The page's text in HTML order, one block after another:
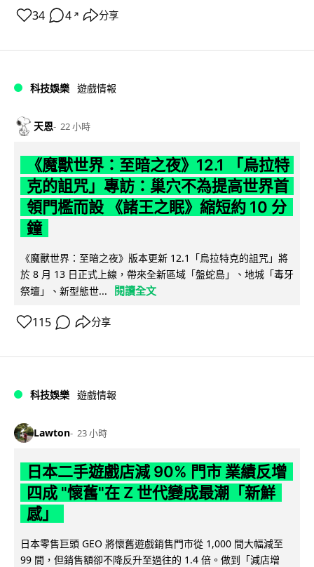
34 4 ↗ 分享
科技娛樂 遊戲情報
天恩 22 小時
《魔獸世界：至暗之夜》12.1 「烏拉特
克的詛咒」專訪：巢穴不為提高世界首
領門檻而設 《諸王之眠》縮短約 10 分
鐘
《魔獸世界：至暗之夜》版本更新 12.1「烏拉特克的詛咒」將
於 8 月 13 日正式上線，帶來全新區域「盤蛇島」、地城「毒牙
祭壇」、新型態世...
閱讀全文
115 分享
科技娛樂 遊戲情報
Lawton 23 小時
日本二手遊戲店減 90% 門市 業績反增
四成 "懷舊"在 Z 世代變成最潮「新鮮
感」
日本零售巨頭 GEO 將懷舊遊戲銷售門市從 1,000 間大幅減至
99 間，但銷售額卻不降反升至過往的 1.4 倍。做到「減店增